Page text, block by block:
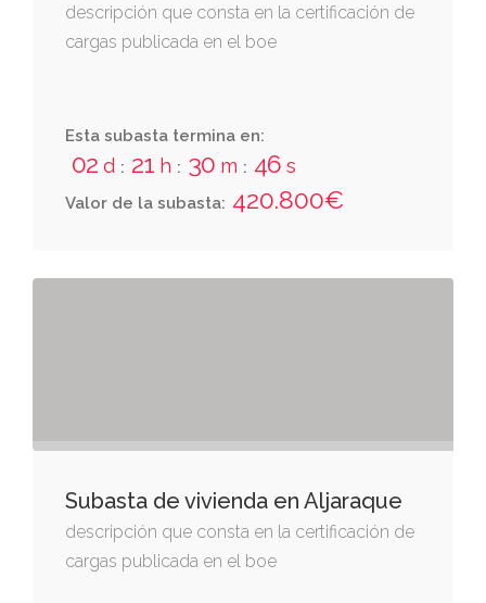
descripción que consta en la certificación de
cargas publicada en el boe
Esta subasta termina en:
02 d : 21 h : 30 m : 46 s
Valor de la subasta: 420.800€
Subasta de vivienda en Aljaraque
descripción que consta en la certificación de
cargas publicada en el boe